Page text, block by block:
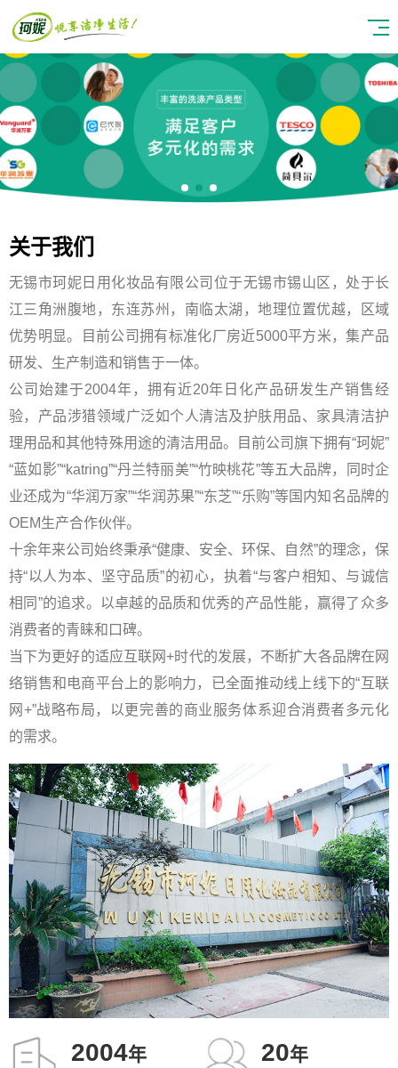
关于我们
无锡市珂妮日用化妆品有限公司位于无锡市锡山区，处于长
江三角洲腹地，东连苏州，南临太湖，地理位置优越，区域
优势明显。目前公司拥有标准化厂房近5000平方米，集产品
研发、生产制造和销售于一体。
公司始建于2004年，拥有近20年日化产品研发生产销售经
验，产品涉猎领域广泛如个人清洁及护肤用品、家具清洁护
理用品和其他特殊用途的清洁用品。目前公司旗下拥有“珂妮”
“蓝如影”“katring”“丹兰特丽美”“竹映桃花”等五大品牌，同时企
业还成为“华润万家”“华润苏果”“东芝”“乐购”等国内知名品牌的
OEM生产合作伙伴。
十余年来公司始终秉承“健康、安全、环保、自然”的理念，保
持“以人为本、坚守品质”的初心，执着“与客户相知、与诚信
相同”的追求。以卓越的品质和优秀的产品性能，赢得了众多
消费者的青睐和口碑。
当下为更好的适应互联网+时代的发展，不断扩大各品牌在网
络销售和电商平台上的影响力，已全面推动线上线下的“互联
网+”战略布局，以更完善的商业服务体系迎合消费者多元化
的需求。
2004年 20年